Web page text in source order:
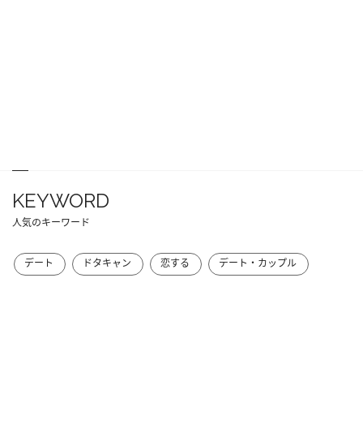
KEYWORD
人気のキーワード
デート ドタキャン 恋する デート・カップル